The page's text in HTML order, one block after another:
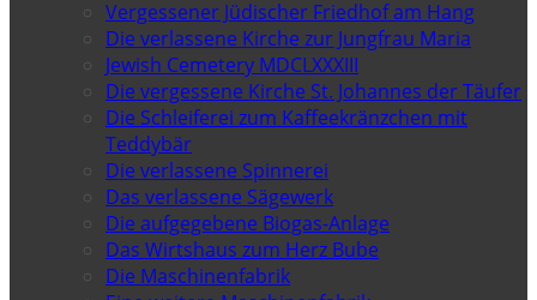
Vergessener Jüdischer Friedhof am Hang
Die verlassene Kirche zur Jungfrau Maria
Jewish Cemetery MDCLXXXIII
Die vergessene Kirche St. Johannes der Täufer
Die Schleiferei zum Kaffeekränzchen mit
Teddybär
Die verlassene Spinnerei
Das verlassene Sägewerk
Die aufgegebene Biogas-Anlage
Das Wirtshaus zum Herz Bube
Die Maschinenfabrik